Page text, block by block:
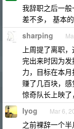
我辞职之后一
差不多， 基本
sharping
上周提了离职
完出来时因为
力，目标在本月
赚了几百块，
惊奇队长上映
lyog Mar 6,
之前裸辞一个